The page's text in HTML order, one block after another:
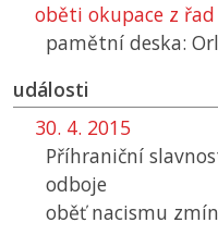
oběti okupace z
pamětní deska:
události
30. 4. 2015
Příhraniční
odboje
oběť nacismu